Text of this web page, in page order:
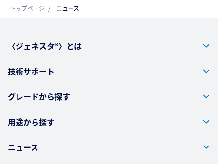
トップページ ニュース
〈ジェネスタ®〉とは
技術サポート
グレードから探す
用途から探す
ニュース